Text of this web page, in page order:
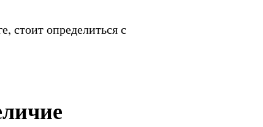
стоит определиться с